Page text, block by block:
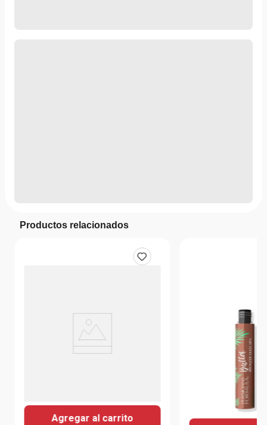
Productos relacionados
Agregar al carrito